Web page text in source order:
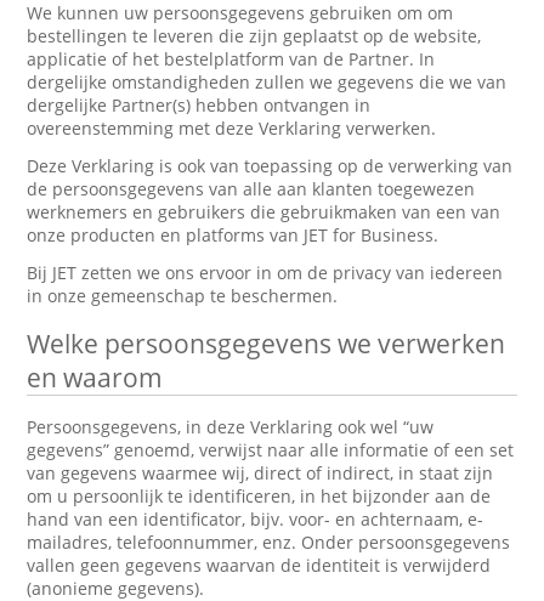
We kunnen uw persoonsgegevens gebruiken om om
bestellingen te leveren die zijn geplaatst op de website,
applicatie of het bestelplatform van de Partner. In
dergelijke omstandigheden zullen we gegevens die we van
dergelijke Partner(s) hebben ontvangen in
overeenstemming met deze Verklaring verwerken.
Deze Verklaring is ook van toepassing op de verwerking van
de persoonsgegevens van alle aan klanten toegewezen
werknemers en gebruikers die gebruikmaken van een van
onze producten en platforms van JET for Business.
Bij JET zetten we ons ervoor in om de privacy van iedereen
in onze gemeenschap te beschermen.
Welke persoonsgegevens we verwerken
en waarom
Persoonsgegevens, in deze Verklaring ook wel “uw
gegevens” genoemd, verwijst naar alle informatie of een set
van gegevens waarmee wij, direct of indirect, in staat zijn
om u persoonlijk te identificeren, in het bijzonder aan de
hand van een identificator, bijv. voor- en achternaam, e-
mailadres, telefoonnummer, enz. Onder persoonsgegevens
vallen geen gegevens waarvan de identiteit is verwijderd
(anonieme gegevens).